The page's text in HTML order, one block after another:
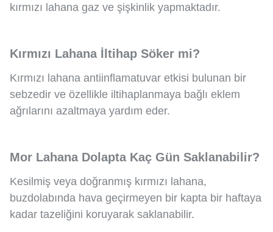
kırmızı lahana gaz ve şişkinlik yapmaktadır.
Kırmızı Lahana İltihap Söker mi?
Kırmızı lahana antiinflamatuvar etkisi bulunan bir
sebzedir ve özellikle iltihaplanmaya bağlı eklem
ağrılarını azaltmaya yardım eder.
Mor Lahana Dolapta Kaç Gün Saklanabilir?
Kesilmiş veya doğranmış kırmızı lahana,
buzdolabında hava geçirmeyen bir kapta bir haftaya
kadar tazeliğini koruyarak saklanabilir.